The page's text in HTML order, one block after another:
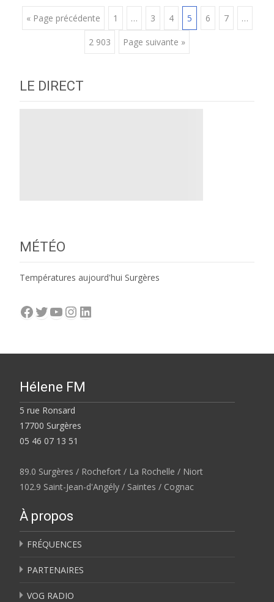
Posts
navigation
« Page précédente 1 … 3 4 5 6 7 …
2 903 Page suivante »
LE DIRECT
MÉTÉO
Températures aujourd'hui Surgères
Facebook
Twitter
YouTube
Instagram
LinkedIn
Hélene FM
5 rue Ronsard
17700 Surgères
05 46 07 13 51
89.0 Surgères / Rochefort / La Rochelle / Niort
102.9 Saint-Jean-d'Angély / Saintes / Cognac
À propos
FRÉQUENCES
PARTENAIRES
VOG RADIO